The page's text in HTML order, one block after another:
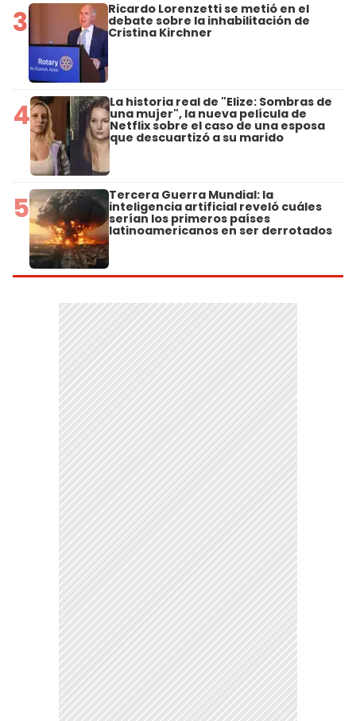
3 Ricardo Lorenzetti se metió en el
debate sobre la inhabilitación de
Cristina Kirchner
4 La historia real de "Elize: Sombras de
una mujer", la nueva película de
Netflix sobre el caso de una esposa
que descuartizó a su marido
5 Tercera Guerra Mundial: la
inteligencia artificial reveló cuáles
serían los primeros países
latinoamericanos en ser derrotados